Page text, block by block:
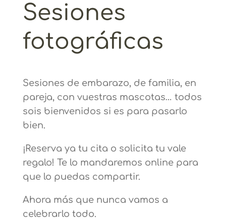
Sesiones
fotográficas
Sesiones de embarazo, de familia, en
pareja, con vuestras mascotas… todos
sois bienvenidos si es para pasarlo
bien.
¡Reserva ya tu cita o solicita tu vale
regalo! Te lo mandaremos online para
que lo puedas compartir.
Ahora más que nunca vamos a
celebrarlo todo.